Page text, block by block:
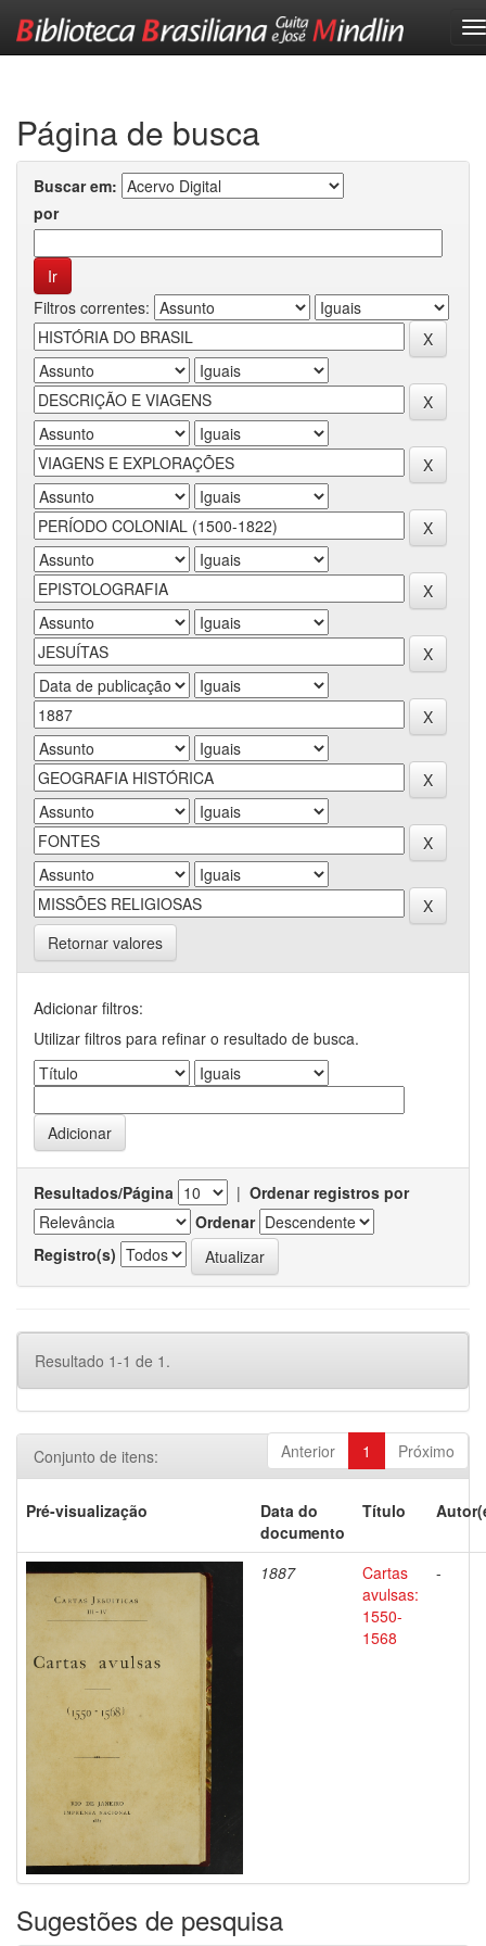
Página de busca
Buscar em:
por
Filtros correntes:
Retornar valores
Adicionar filtros:
Utilizar filtros para refinar o resultado de busca.
Resultados/Página | Ordenar registros por
Ordenar
Registro(s)
Resultado 1-1 de 1.
Anterior 1 Próximo
Conjunto de itens:
Pré-visualização
Data do
documento
Título
1887
Cartas
avulsas:
1550-
1568
-
Sugestões de pesquisa